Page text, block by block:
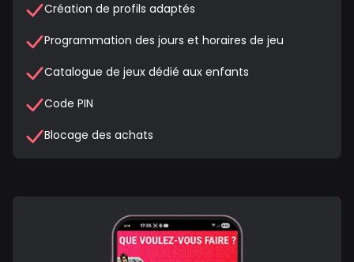
Création de profils adaptés
Programmation des jours et horaires de jeu
Catalogue de jeux dédié aux enfants
Code PIN
Blocage des achats